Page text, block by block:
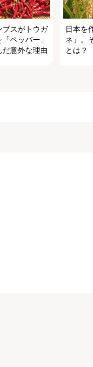
ブスがトウガ
ペッパー」
だ意外な理由
日本を
ネ」。
とは？